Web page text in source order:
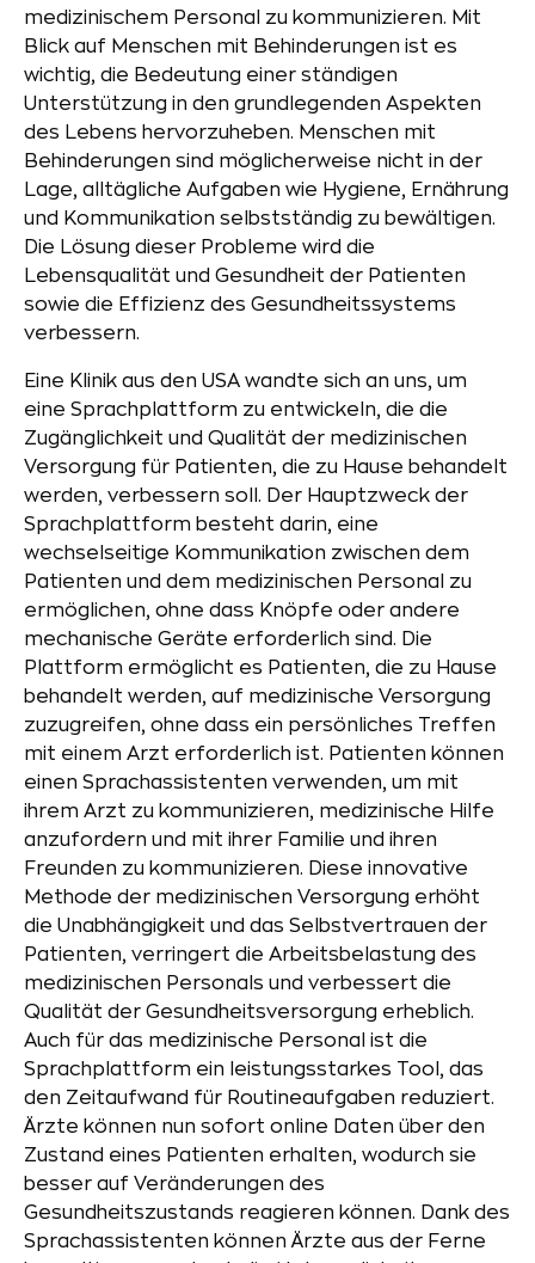
medizinischem Personal zu kommunizieren. Mit
Blick auf Menschen mit Behinderungen ist es
wichtig, die Bedeutung einer ständigen
Unterstützung in den grundlegenden Aspekten
des Lebens hervorzuheben. Menschen mit
Behinderungen sind möglicherweise nicht in der
Lage, alltägliche Aufgaben wie Hygiene, Ernährung
und Kommunikation selbstständig zu bewältigen.
Die Lösung dieser Probleme wird die
Lebensqualität und Gesundheit der Patienten
sowie die Effizienz des Gesundheitssystems
verbessern.
Eine Klinik aus den USA wandte sich an uns, um
eine Sprachplattform zu entwickeln, die die
Zugänglichkeit und Qualität der medizinischen
Versorgung für Patienten, die zu Hause behandelt
werden, verbessern soll. Der Hauptzweck der
Sprachplattform besteht darin, eine
wechselseitige Kommunikation zwischen dem
Patienten und dem medizinischen Personal zu
ermöglichen, ohne dass Knöpfe oder andere
mechanische Geräte erforderlich sind. Die
Plattform ermöglicht es Patienten, die zu Hause
behandelt werden, auf medizinische Versorgung
zuzugreifen, ohne dass ein persönliches Treffen
mit einem Arzt erforderlich ist. Patienten können
einen Sprachassistenten verwenden, um mit
ihrem Arzt zu kommunizieren, medizinische Hilfe
anzufordern und mit ihrer Familie und ihren
Freunden zu kommunizieren. Diese innovative
Methode der medizinischen Versorgung erhöht
die Unabhängigkeit und das Selbstvertrauen der
Patienten, verringert die Arbeitsbelastung des
medizinischen Personals und verbessert die
Qualität der Gesundheitsversorgung erheblich.
Auch für das medizinische Personal ist die
Sprachplattform ein leistungsstarkes Tool, das
den Zeitaufwand für Routineaufgaben reduziert.
Ärzte können nun sofort online Daten über den
Zustand eines Patienten erhalten, wodurch sie
besser auf Veränderungen des
Gesundheitszustands reagieren können. Dank des
Sprachassistenten können Ärzte aus der Ferne